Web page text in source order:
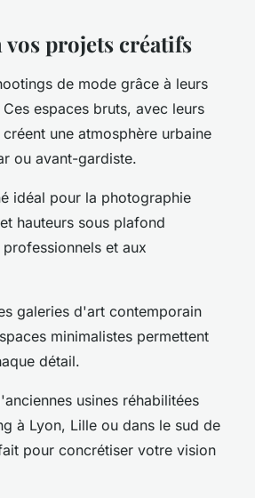
vos projets créatifs
de mode grâce à leurs
espaces bruts, avec leurs
une atmosphère urbaine
ou avant-gardiste.
idéal pour la photographie
hauteurs sous plafond
et aux
galeries d'art contemporain
minimalistes permettent
détail.
usines réhabilitées
à Lyon, Lille ou dans le sud de
pour concrétiser votre vision